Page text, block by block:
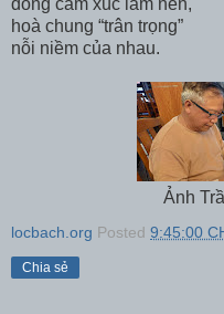
đồng cảm xúc làm nền,
hoà chung “trân trọng”
nỗi niềm của nhau.
Ảnh
locbach.org Posted 9:45:00
Chia sẻ